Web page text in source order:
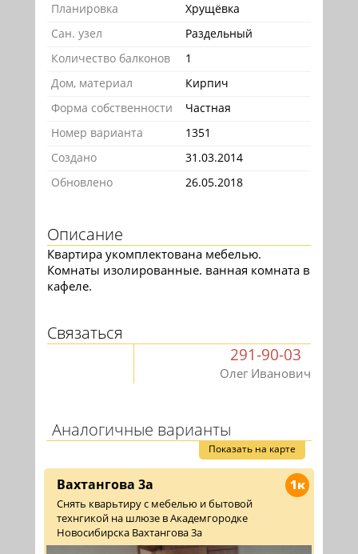
Планировка
Хрущёвка
Сан. узел
Раздельный
Количество балконов
1
Дом, материал
Кирпич
Форма собственности
Частная
Номер варианта
1351
Создано
31.03.2014
Обновлено
26.05.2018
Описание
Квартира укомплектована мебелью.
Комнаты изолированные. ванная комната в
кафеле.
Связаться
291-90-03
Олег Иванович
Аналогичные варианты
Показать на карте
1к
Вахтангова 3а
Снять кварьтиру с мебелью и бытовой
технгикой на шлюзе в Академгородке
Новосибирска Вахтангова 3а